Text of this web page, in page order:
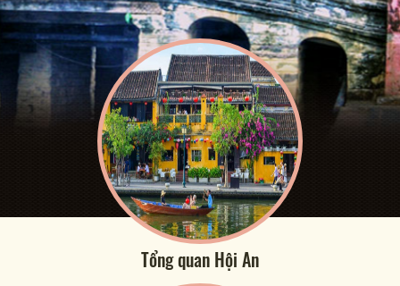
Tổng quan Hội An